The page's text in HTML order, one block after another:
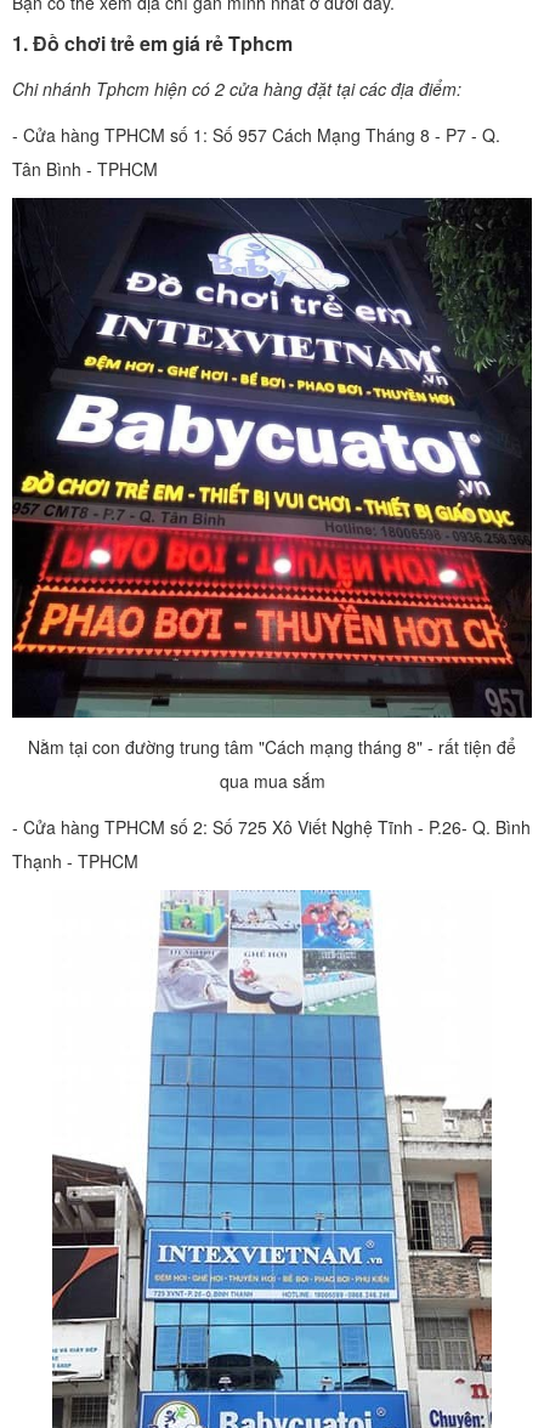
1. Đồ chơi trẻ em giá rẻ Tphcm
Chi nhánh Tphcm hiện có 2 cửa hàng đặt tại các địa điểm:
- Cửa hàng TPHCM số 1: Số 957 Cách Mạng Tháng 8 - P7 - Q.
Tân Bình - TPHCM
Nằm tại con đường trung tâm "Cách mạng tháng 8" - rất tiện để
qua mua sắm
- Cửa hàng TPHCM số 2: Số 725 Xô Viết Nghệ Tĩnh - P.26- Q. Bình
Thạnh - TPHCM